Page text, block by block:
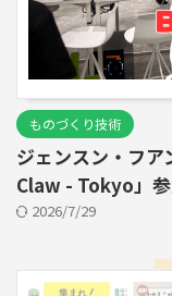
ものづくり技術
ジェンスン・フ
Claw - Tokyo」
2026/7/29